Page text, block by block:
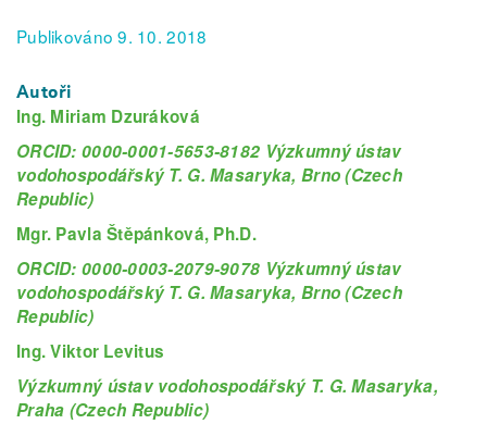
Publikováno 9. 10. 2018
Autoři
Ing. Miriam Dzuráková
ORCID: 0000-0001-5653-8182 Výzkumný ústav
vodohospodářský T. G. Masaryka, Brno (Czech
Republic)
Mgr. Pavla Štěpánková, Ph.D.
ORCID: 0000-0003-2079-9078 Výzkumný ústav
vodohospodářský T. G. Masaryka, Brno (Czech
Republic)
Ing. Viktor Levitus
Výzkumný ústav vodohospodářský T. G. Masaryka,
Praha (Czech Republic)